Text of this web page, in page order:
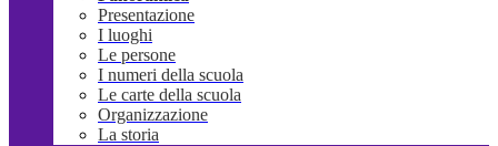
Presentazione
I luoghi
Le persone
I numeri della scuola
Le carte della scuola
Organizzazione
La storia